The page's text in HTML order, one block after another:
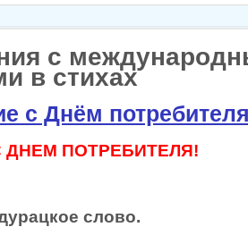
с
в стихах
с Днём
ПОТРЕБИТЕЛЯ!
слово.